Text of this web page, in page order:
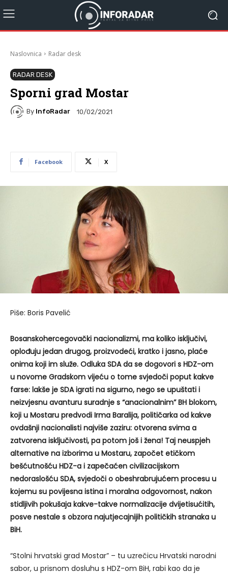
Naslovnica Radar desk
RADAR DESK
Sporni grad Mostar
By InfoRadar 10/02/2021
Facebook X
Piše: Boris Pavelić
Bosanskohercegovački nacionalizmi, ma koliko isključivi,
oplođuju jedan drugog, proizvodeći, kratko i jasno, plaće
onima koji im služe. Odluka SDA da se dogovori s HDZ-om
u novome Gradskom vijeću o tome svjedoči poput kakve
farse: lakše je SDA igrati na sigurno, nego se upuštati i
neizvjesnu avanturu suradnje s “anacionalnim” BH blokom,
koji u Mostaru predvodi Irma Baralija, političarka od kakve
ovdašnji nacionalisti najviše zaziru: otvorena svima a
zatvorena isključivosti, pa potom još i žena! Taj neuspjeh
alternative na izborima u Mostaru, započet etičkom
bešćutnošću HDZ-a i zapečaćen civilizacijskom
nedoraslošću SDA, svjedoči o obeshrabrujućem procesu u
kojemu su povijesna istina i moralna odgovornost, nakon
stidljivih pokušaja kakve-takve normalizacije dvijetisućitih,
posve nestale s obzora najutjecajnijih političkih stranaka u
BiH.
“Stolni hrvatski grad Mostar” – tu uzrečicu Hrvatski narodni
sabor, u prisnom dosluhu s HDZ-om BiH, rabi kao da je